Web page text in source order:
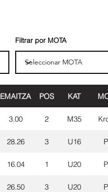
Filtrar por MOTA
EMAITZA POS KAT
3.00 2 M35
28.26 3 U16
16.04 1 U20
26.50 3 U20